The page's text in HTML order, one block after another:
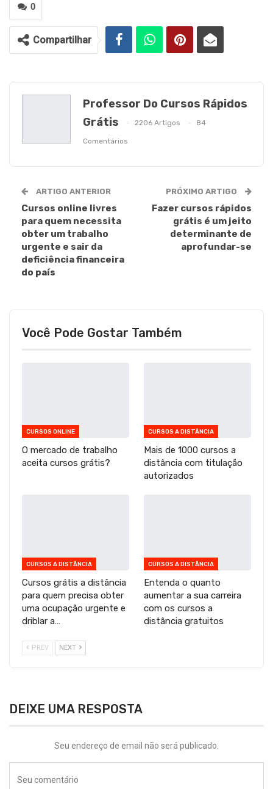
0
Compartilhar
Professor Do Cursos Rápidos
Grátis
2206 Artigos 84
Comentários
ARTIGO ANTERIOR
Cursos online livres
para quem necessita
obter um trabalho
urgente e sair da
deficiência financeira
do país
PRÓXIMO ARTIGO
Fazer cursos rápidos
grátis é um jeito
determinante de
aprofundar-se
Você Pode Gostar Também
CURSOS ONLINE
O mercado de trabalho
aceita cursos grátis?
CURSOS A DISTÂNCIA
Mais de 1000 cursos a
distância com titulação
autorizados
CURSOS A DISTÂNCIA
Cursos grátis a distância
para quem precisa obter
uma ocupação urgente e
driblar a…
CURSOS A DISTÂNCIA
Entenda o quanto
aumentar a sua carreira
com os cursos a
distância gratuitos
PREV NEXT
DEIXE UMA RESPOSTA
Seu endereço de email não será publicado.